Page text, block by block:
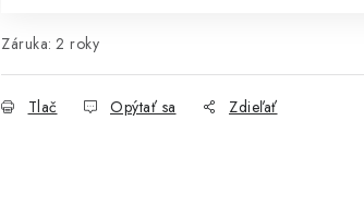
Záruka: 2 roky
Tlač Opýtať sa Zdieľať